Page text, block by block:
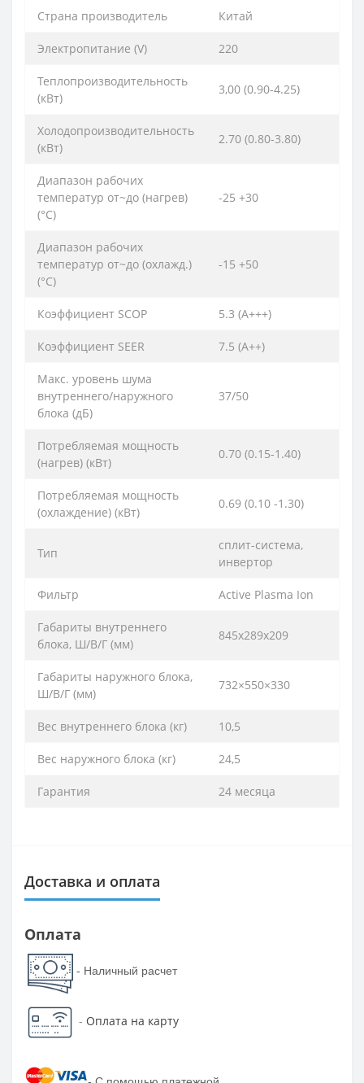
Страна производитель Китай
Электропитание (V) 220
Теплопроизводительность
(кВт)
3,00 (0.90-4.25)
Холодопроизводительность
(кВт)
2.70 (0.80-3.80)
Диапазон рабочих
температур от~до (нагрев)
(°C)
-25 +30
Диапазон рабочих
температур от~до (охлажд.)
(°C)
-15 +50
Коэффициент SCOP 5.3 (A+++)
Коэффициент SEER 7.5 (A++)
Макс. уровень шума
внутреннего/наружного
блока (дБ)
37/50
Потребляемая мощность
(нагрев) (кВт)
0.70 (0.15-1.40)
Потребляемая мощность
(охлаждение) (кВт)
0.69 (0.10 -1.30)
Тип
сплит-система,
инвертор
Фильтр Active Plasma Ion
Габариты внутреннего
блока, Ш/В/Г (мм)
845х289х209
Габариты наружного блока,
Ш/В/Г (мм)
732×550×330
Вес внутреннего блока (кг) 10,5
Вес наружного блока (кг) 24,5
Гарантия 24 месяца
Доставка и оплата
Оплата
- Наличный расчет
- Оплата на карту